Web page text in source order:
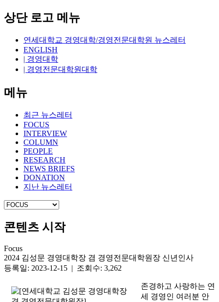
상단 로고 메뉴
연세대학교 경영대학/경영전문대학원 뉴스레터
ENGLISH
| 경영대학
| 경영전문대학원대학
메뉴
최근 뉴스레터
FOCUS
INTERVIEW
COLUMN
PEOPLE
RESEARCH
NEWS BRIEFS
DONATION
지난 뉴스레터
콘텐츠 시작
Focus
2024 김성문 경영대학장 겸 경영전문대학원장 신년인사
등록일: 2023-12-15 | 조회수: 3,262
존경하고 사랑하는 연
세 경영인 여러분 안